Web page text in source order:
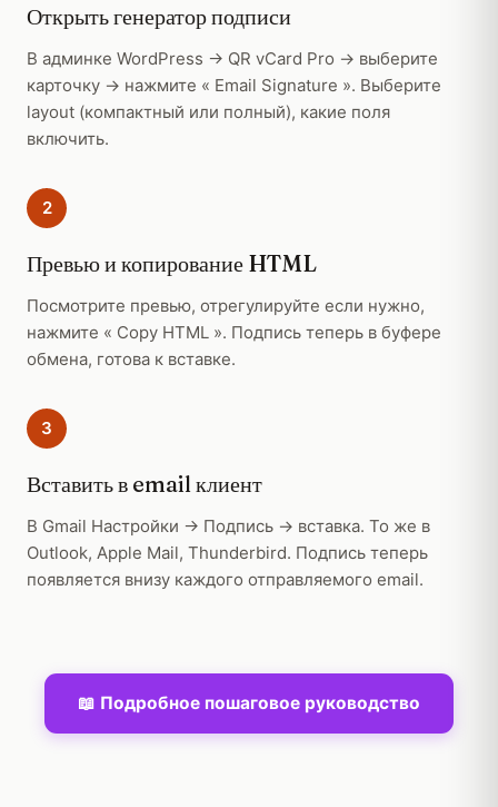
Открыть генератор подписи
В админке WordPress → QR vCard Pro → выберите
карточку → нажмите « Email Signature ». Выберите
layout (компактный или полный), какие поля
включить.
2
Превью и копирование HTML
Посмотрите превью, отрегулируйте если нужно,
нажмите « Copy HTML ». Подпись теперь в буфере
обмена, готова к вставке.
3
Вставить в email клиент
В Gmail Настройки → Подпись → вставка. То же в
Outlook, Apple Mail, Thunderbird. Подпись теперь
появляется внизу каждого отправляемого email.
📖 Подробное пошаговое руководство